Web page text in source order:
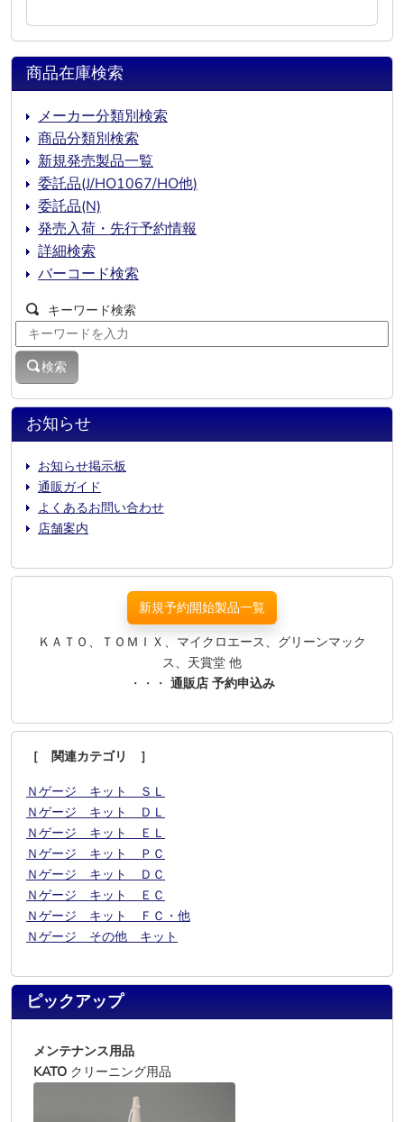
お知らせ
お知らせ掲示板
通販ガイド
よくあるお問い合わせ
店舗案内
商品在庫検索
メーカー分類別検索
商品分類別検索
新規発売製品一覧
委託品(J/HO1067/HO他)
委託品(N)
発売入荷・先行予約情報
詳細検索
バーコード検索
キーワード検索
検索
新規予約開始製品一覧
ＫＡＴＯ、ＴＯＭＩＸ、マイクロエース、グリーンマック
ス、天賞堂 他
・・・ 通販店 予約申込み
［ 関連カテゴリ ］
Ｎゲージ キット ＳＬ
Ｎゲージ キット ＤＬ
Ｎゲージ キット ＥＬ
Ｎゲージ キット ＰＣ
Ｎゲージ キット ＤＣ
Ｎゲージ キット ＥＣ
Ｎゲージ キット ＦＣ・他
Ｎゲージ その他 キット
ピックアップ
メンテナンス用品
KATO クリーニング用品